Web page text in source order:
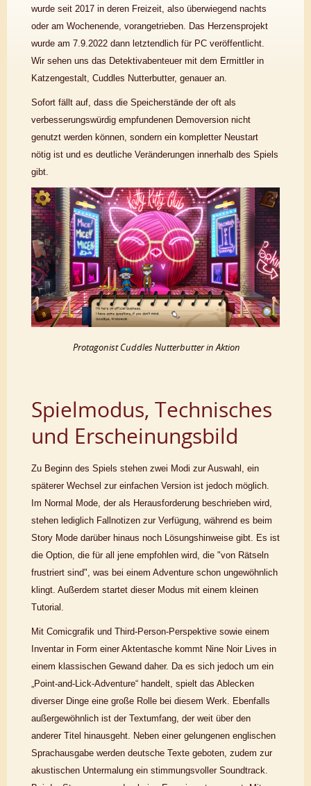
wurde seit 2017 in deren Freizeit, also überwiegend nachts
oder am Wochenende, vorangetrieben. Das Herzensprojekt
wurde am 7.9.2022 dann letztendlich für PC veröffentlicht.
Wir sehen uns das Detektivabenteuer mit dem Ermittler in
Katzengestalt, Cuddles Nutterbutter, genauer an.
Sofort fällt auf, dass die Speicherstände der oft als
verbesserungswürdig empfundenen Demoversion nicht
genutzt werden können, sondern ein kompletter Neustart
nötig ist und es deutliche Veränderungen innerhalb des Spiels
gibt.
Protagonist Cuddles Nutterbutter in Aktion
Spielmodus, Technisches
und Erscheinungsbild
Zu Beginn des Spiels stehen zwei Modi zur Auswahl, ein
späterer Wechsel zur einfachen Version ist jedoch möglich.
Im Normal Mode, der als Herausforderung beschrieben wird,
stehen lediglich Fallnotizen zur Verfügung, während es beim
Story Mode darüber hinaus noch Lösungshinweise gibt. Es ist
die Option, die für all jene empfohlen wird, die "von Rätseln
frustriert sind", was bei einem Adventure schon ungewöhnlich
klingt. Außerdem startet dieser Modus mit einem kleinen
Tutorial.
Mit Comicgrafik und Third-Person-Perspektive sowie einem
Inventar in Form einer Aktentasche kommt Nine Noir Lives in
einem klassischen Gewand daher. Da es sich jedoch um ein
„Point-and-Lick-Adventure“ handelt, spielt das Ablecken
diverser Dinge eine große Rolle bei diesem Werk. Ebenfalls
außergewöhnlich ist der Textumfang, der weit über den
anderer Titel hinausgeht. Neben einer gelungenen englischen
Sprachausgabe werden deutsche Texte geboten, zudem zur
akustischen Untermalung ein stimmungsvoller Soundtrack.